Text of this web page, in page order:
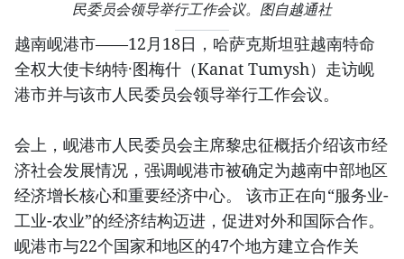
民委员会领导举行工作会议。图自越通社
越南岘港市——12月18日，哈萨克斯坦驻越南特命
全权大使卡纳特·图梅什（Kanat Tumysh）走访岘
港市并与该市人民委员会领导举行工作会议。
会上，岘港市人民委员会主席黎忠征概括介绍该市经
济社会发展情况，强调岘港市被确定为越南中部地区
经济增长核心和重要经济中心。 该市正在向“服务业-
工业-农业”的经济结构迈进，促进对外和国际合作。
岘港市与22个国家和地区的47个地方建立合作关